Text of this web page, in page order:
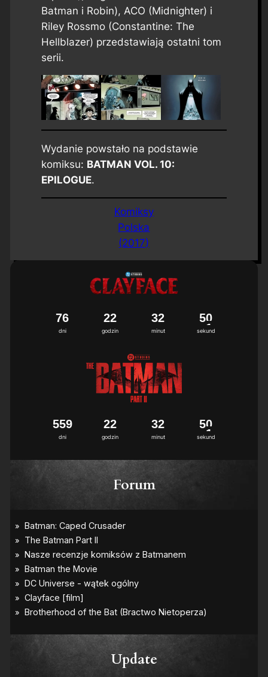
Batman i Robin), ACO (Midnighter) i
Riley Rossmo (Constantine: The
Hellblazer) przedstawiają ostatni tom
serii.
Wydanie powstało na podstawie
komiksu: BATMAN VOL. 10:
EPILOGUE.
Komiksy
Polska
(2017)
dni
76
godzin
22
minut
32
sekund
50
dni
559
godzin
22
minut
32
sekund
50
Forum
Update